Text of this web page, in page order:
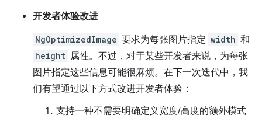
开发者体验改进
NgOptimizedImage 要求为每张图片指定 width 和
height 属性。不过，对于某些开发者来说，为每张
图片指定这些信息可能很麻烦。在下一次迭代中，我
们有望通过以下方式改进开发者体验：
支持一种不需要明确定义宽度/高度的额外模式